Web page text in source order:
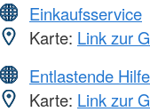
Einkaufsservice
Karte: Link zur
Entlastende
Karte: Link zur